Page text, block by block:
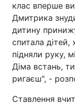
клас вперше
Дмитрика
дитину
спитала дітей,
підняли руку,
Діма встань,
ригаєш", -
Ставлення